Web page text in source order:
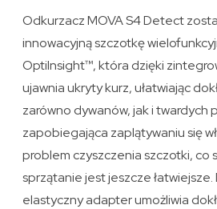
Odkurzacz MOVA S4 Detect
innowacyjną szczotkę
OptiInsight™, która dzięki
ujawnia ukryty kurz, ułatwiając
zarówno dywanów, jak i twardych
zapobiegająca zaplątywaniu się
problem czyszczenia szczotki, co
sprzątanie jest jeszcze
elastyczny adapter umożliwia